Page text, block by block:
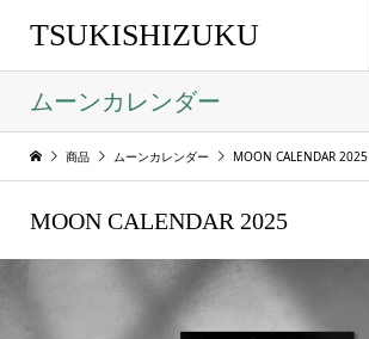
TSUKISHIZUKU
ムーンカレンダー
商品 ムーンカレンダー MOON CALENDAR 2025
MOON CALENDAR 2025